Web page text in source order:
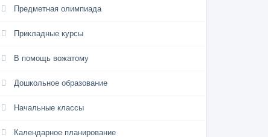
Предметная олимпиада
Прикладные курсы
В помощь вожатому
Дошкольное образование
Начальные классы
Календарное планирование